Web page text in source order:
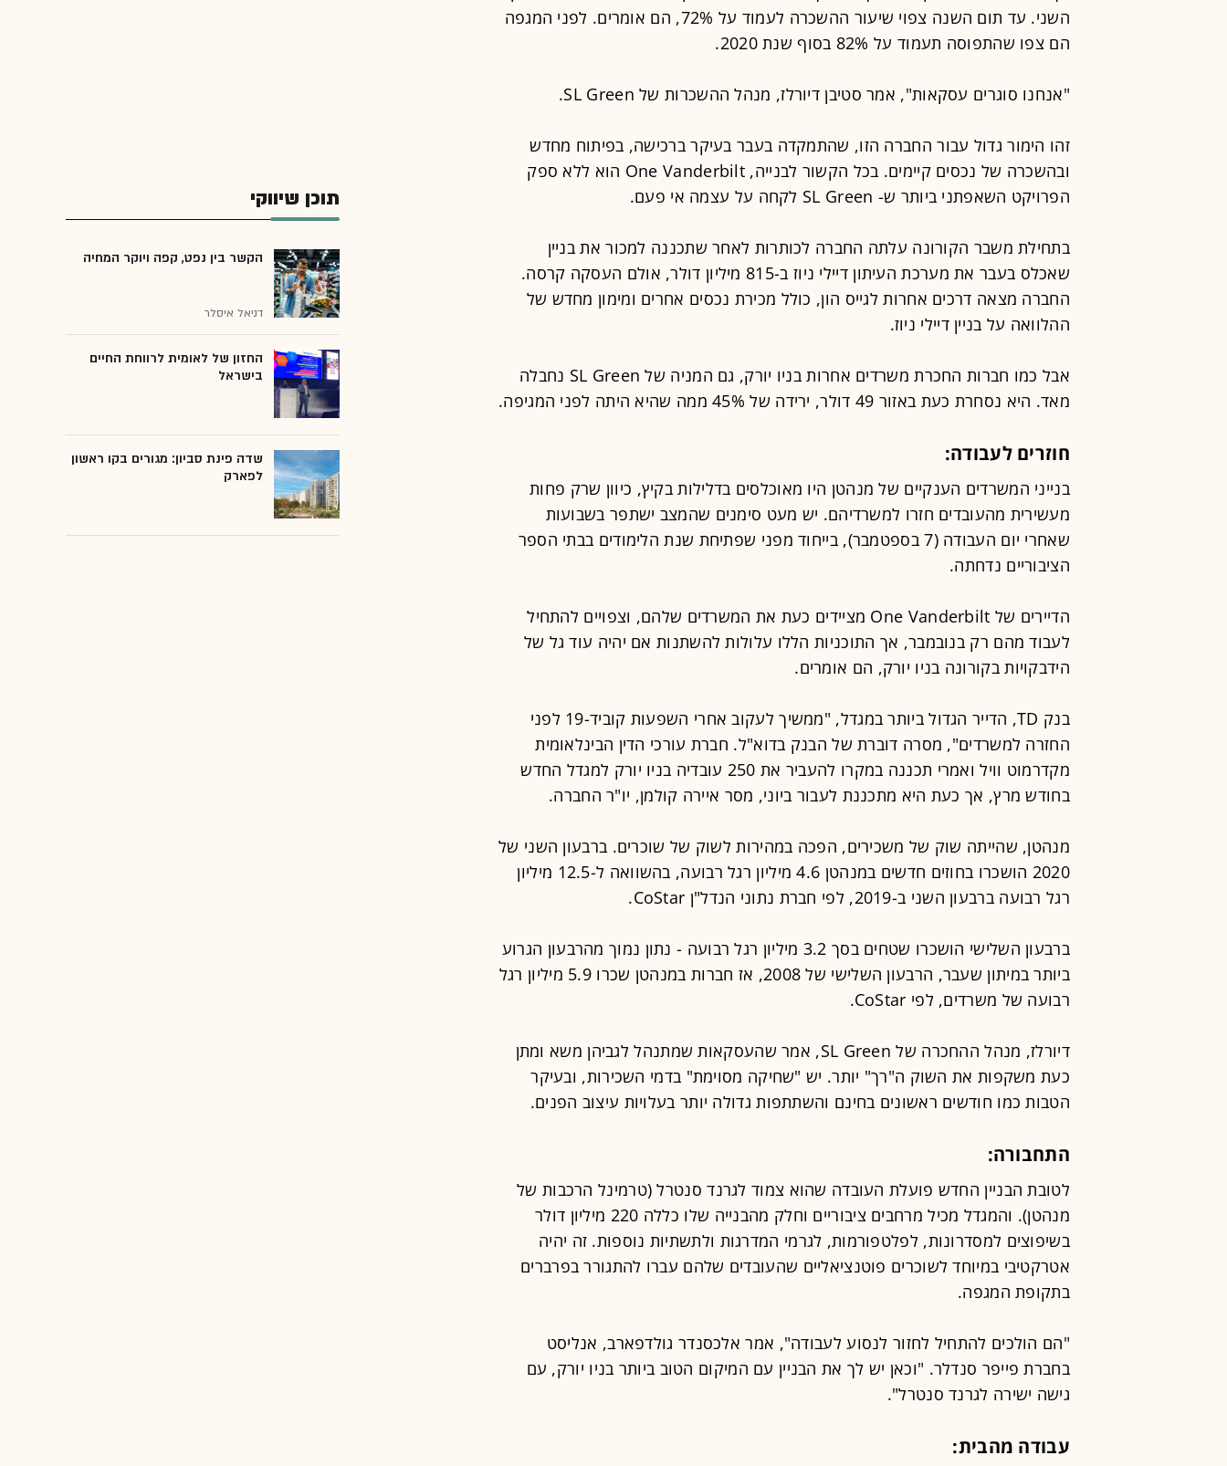
השני. עד תום השנה צפוי שיעור ההשכרה לעמוד על 72%, הם אומרים. לפני המגפה
הם צפו שהתפוסה תעמוד על 82% בסוף שנת 2020.
"אנחנו סוגרים עסקאות", אמר סטיבן דיורלז, מנהל ההשכרות של SL Green.
זהו הימור גדול עבור החברה הזו, שהתמקדה בעבר בעיקר ברכישה, בפיתוח מחדש
ובהשכרה של נכסים קיימים. בכל הקשור לבנייה, One Vanderbilt הוא ללא ספק
הפרויקט השאפתני ביותר ש- SL Green לקחה על עצמה אי פעם.
בתחילת משבר הקורונה עלתה החברה לכותרות לאחר שתכננה למכור את בניין
שאכלס בעבר את מערכת העיתון דיילי ניוז ב-815 מיליון דולר, אולם העסקה קרסה.
החברה מצאה דרכים אחרות לגייס הון, כולל מכירת נכסים אחרים ומימון מחדש של
ההלוואה על בניין דיילי ניוז.
אבל כמו חברות החכרת משרדים אחרות בניו יורק, גם המניה של SL Green נחבלה
מאד. היא נסחרת כעת באזור 49 דולר, ירידה של 45% ממה שהיא היתה לפני המגיפה.
חוזרים לעבודה:
בנייני המשרדים הענקיים של מנהטן היו מאוכלסים בדלילות בקיץ, כיוון שרק פחות
מעשירית מהעובדים חזרו למשרדיהם. יש מעט סימנים שהמצב ישתפר בשבועות
שאחרי יום העבודה (7 בספטמבר), בייחוד מפני שפתיחת שנת הלימודים בבתי הספר
הציבוריים נדחתה.
הדיירים של One Vanderbilt מציידים כעת את המשרדים שלהם, וצפויים להתחיל
לעבוד מהם רק בנובמבר, אך התוכניות הללו עלולות להשתנות אם יהיה עוד גל של
הידבקויות בקורונה בניו יורק, הם אומרים.
בנק TD, הדייר הגדול ביותר במגדל, "ממשיך לעקוב אחרי השפעות קוביד-19 לפני
החזרה למשרדים", מסרה דוברת של הבנק בדוא"ל. חברת עורכי הדין הבינלאומית
מקדרמוט וויל ואמרי תכננה במקרו להעביר את 250 עובדיה בניו יורק למגדל החדש
בחודש מרץ, אך כעת היא מתכננת לעבור ביוני, מסר איירה קולמן, יו"ר החברה.
מנהטן, שהייתה שוק של משכירים, הפכה במהירות לשוק של שוכרים. ברבעון השני של
2020 הושכרו בחוזים חדשים במנהטן 4.6 מיליון רגל רבועה, בהשוואה ל-12.5 מיליון
רגל רבועה ברבעון השני ב-2019, לפי חברת נתוני הנדל"ן CoStar.
ברבעון השלישי הושכרו שטחים בסך 3.2 מיליון רגל רבועה - נתון נמוך מהרבעון הגרוע
ביותר במיתון שעבר, הרבעון השלישי של 2008, אז חברות במנהטן שכרו 5.9 מיליון רגל
רבועה של משרדים, לפי CoStar.
דיורלז, מנהל ההחכרה של SL Green, אמר שהעסקאות שמתנהל לגביהן משא ומתן
כעת משקפות את השוק ה"רך" יותר. יש "שחיקה מסוימת" בדמי השכירות, ובעיקר
הטבות כמו חודשים ראשונים בחינם והשתתפות גדולה יותר בעלויות עיצוב הפנים.
התחבורה:
לטובת הבניין החדש פועלת העובדה שהוא צמוד לגרנד סנטרל (טרמינל הרכבות של
מנהטן). והמגדל מכיל מרחבים ציבוריים וחלק מהבנייה שלו כללה 220 מיליון דולר
בשיפוצים למסדרונות, לפלטפורמות, לגרמי המדרגות ולתשתיות נוספות. זה יהיה
אטרקטיבי במיוחד לשוכרים פוטנציאליים שהעובדים שלהם עברו להתגורר בפרברים
בתקופת המגפה.
"הם הולכים להתחיל לחזור לנסוע לעבודה", אמר אלכסנדר גולדפארב, אנליסט
בחברת פייפר סנדלר. "וכאן יש לך את הבניין עם המיקום הטוב ביותר בניו יורק, עם
גישה ישירה לגרנד סנטרל".
עבודה מהבית:
תוכן שיווקי
הקשר בין נפט, קפה ויוקר המחיה
דניאל איסלר
החזון של לאומית לרווחת החיים
בישראל
שדה פינת סביון: מגורים בקו ראשון
לפארק